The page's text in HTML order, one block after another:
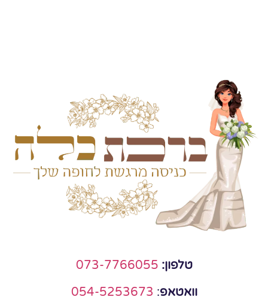
טלפון: 073-7766055
וואטאפ:
054-5253673